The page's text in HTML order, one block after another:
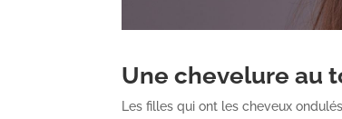
Une chevelure au
Les filles qui ont les cheveux